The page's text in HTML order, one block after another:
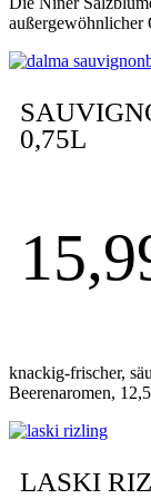
außergewöhnlicher
0,75L
knackig-frischer,
Beerenaromen,
LASKI